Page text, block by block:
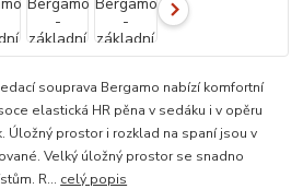
souprava Bergamo nabízí komfortní
elastická HR pěna v sedáku i v opěru
Úložný prostor i rozklad na spaní jsou v
Velký úložný prostor se snadno
R... celý popis